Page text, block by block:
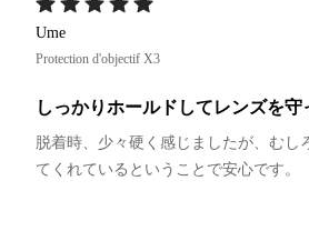
Ume
Protection d'objectif X3
しっかりホールドしてレンズを守
脱着時、少々硬く感じましたが、むし
てくれているということで安心です。